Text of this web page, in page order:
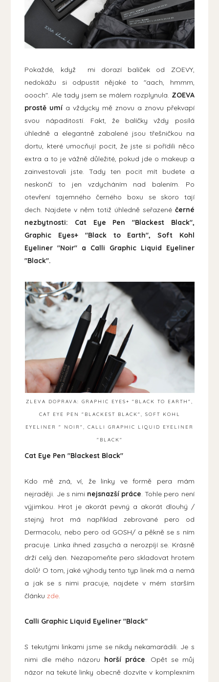
Pokaždé, když mi dorazí balíček od ZOEVY,
nedokážu si odpustit nějaké to "aach, hmmm,
oooch". Ale tady jsem se málem rozplynula. ZOEVA
prostě umí a vždycky mě znovu a znovu překvapí
svou nápaditostí. Fakt, že balíčky vždy posílá
úhledně a elegantně zabalené jsou třešničkou na
dortu, které umocňují pocit, že jste si pořídili něco
extra a to je vážně důležité, pokud jde o makeup a
zainvestovali jste. Tady ten pocit mít budete a
neskončí to jen vzdycháním nad balením. Po
otevření tajemného černého boxu se skoro tají
dech. Najdete v něm totiž úhledně seřazenéčerné
nezbytnosti: Cat Eye Pen "Blackest Black",
Graphic Eyes+ "Black to Earth", Soft Kohl
Eyeliner "Noir" a Calli Graphic Liquid Eyeliner
"Black".
ZLEVA DOPRAVA: GRAPHIC EYES+ "BLACK TO EARTH",
CAT EYE PEN "BLACKEST BLACK", SOFT KOHL
EYELINER " NOIR", CALLI GRAPHIC LIQUID EYELINER
"BLACK"
Cat Eye Pen "Blackest Black"
Kdo mě zná, ví, že linky ve formě pera mám
nejraději. Je s nimi nejsnazší práce. Tohle pero není
výjimkou. Hrot je akorát pevný a akorát dlouhý /
stejný hrot má například zebrované pero od
Dermacolu, nebo pero od GOSH/ a pěkně se s ním
pracuje. Linka ihned zasychá a nerozpíjí se. Krásně
drží celý den. Nezapomeňte pero skladovat hrotem
dolů! O tom, jaké výhody tento typ linek má a nemá
a jak se s nimi pracuje, najdete v mém starším
článku zde.
Calli Graphic Liquid Eyeliner "Black"
S tekutými linkami jsme se nikdy nekamarádili. Je s
nimi dle mého názoru horší práce. Opět se můj
názor na tekuté linky obecně dozvíte v komplexním